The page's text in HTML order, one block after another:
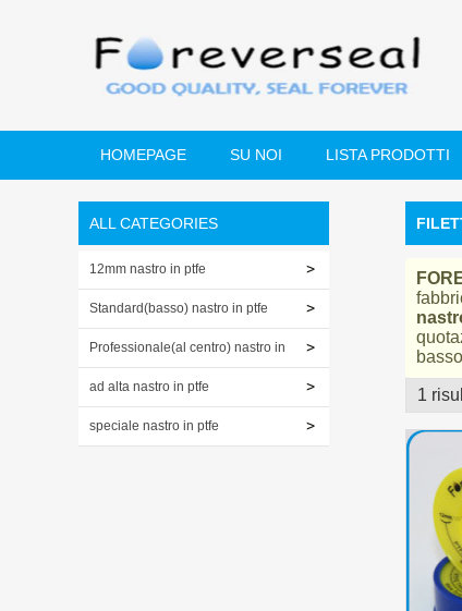
HOMEPAGE SU NOI LISTA PRODOTTI
ALL CATEGORIES
12mm nastro in ptfe
Standard(basso) nastro in ptfe
Professionale(al centro) nastro in
ptfe
ad alta nastro in ptfe
speciale nastro in ptfe
1